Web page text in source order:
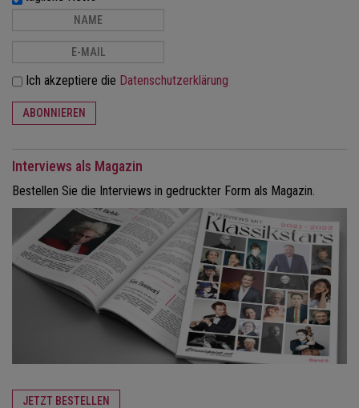
Ich akzeptiere die Datenschutzerklärung
ABONNIEREN
Interviews als Magazin
Bestellen Sie die Interviews in gedruckter Form als Magazin.
JETZT BESTELLEN